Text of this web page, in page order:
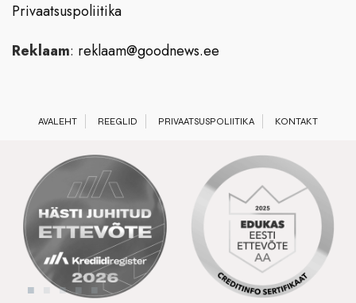
Privaatsuspoliitika
Reklaam: reklaam@goodnews.ee
AVALEHT REEGLID PRIVAATSUSPOLIITIKA KONTAKT